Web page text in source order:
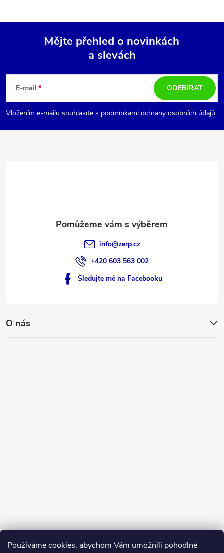
Používáme cookies, abychom Vám umožnili pohodlné
ý
u
p
a
Mějte přehled o novinkách
a slevách
E-mail
Vložením e-mailu souhlasíte s podmínkami ochrany osobních údajů
ODEBÍRAT
info@zerp.cz
+420 603 563 002
Sledujte mě na Facebooku
O nás